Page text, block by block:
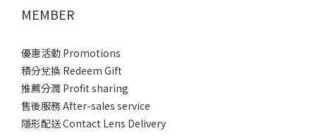
MEMBER
優惠活動 Promotions
積分兌換 Redeem Gift
推薦分潤 Profit sharing
售後服務 After-sales service
隱形配送 Contact Lens Delivery